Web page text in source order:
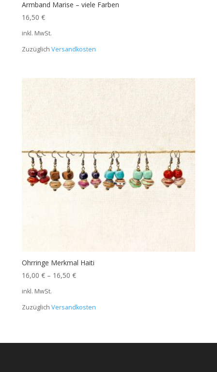
Armband Marise – viele Farben
16,50 €
inkl. MwSt.
Zuzüglich Versandkosten
Ohrringe Merkmal Haiti
16,00 €– 16,50 €
inkl. MwSt.
Zuzüglich Versandkosten